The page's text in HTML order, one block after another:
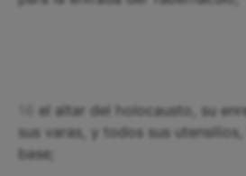
el altar del holocausto, su
sus varas, y todos sus
base;